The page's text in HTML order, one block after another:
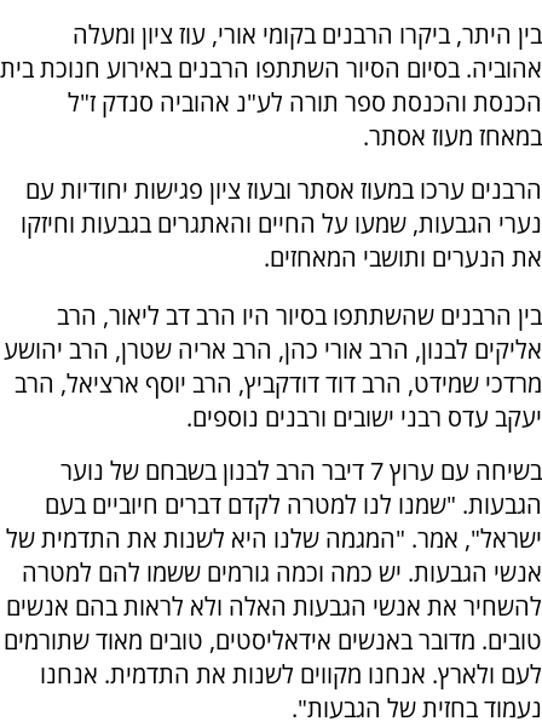
בין היתר, ביקרו הרבנים בקומי אורי, עוז ציון ומעלה
אהוביה. בסיום הסיור השתתפו הרבנים באירוע חנוכת בית
הכנסת והכנסת ספר תורה לע"נ אהוביה סנדק ז"ל
במאחז מעוז אסתר.
הרבנים ערכו במעוז אסתר ובעוז ציון פגישות יחודיות עם
נערי הגבעות, שמעו על החיים והאתגרים בגבעות וחיזקו
את הנערים ותושבי המאחזים.
בין הרבנים שהשתתפו בסיור היו הרב דב ליאור, הרב
אליקים לבנון, הרב אורי כהן, הרב אריה שטרן, הרב יהושע
מרדכי שמידט, הרב דוד דודקביץ, הרב יוסף ארציאל, הרב
יעקב עדס רבני ישובים ורבנים נוספים.
בשיחה עם ערוץ 7 דיבר הרב לבנון בשבחם של נוער
הגבעות. "שמנו לנו למטרה לקדם דברים חיוביים בעם
ישראל", אמר. "המגמה שלנו היא לשנות את התדמית של
אנשי הגבעות. יש כמה וכמה גורמים ששמו להם למטרה
להשחיר את אנשי הגבעות האלה ולא לראות בהם אנשים
טובים. מדובר באנשים אידאליסטים, טובים מאוד שתורמים
לעם ולארץ. אנחנו מקווים לשנות את התדמית. אנחנו
נעמוד בחזית של הגבעות".